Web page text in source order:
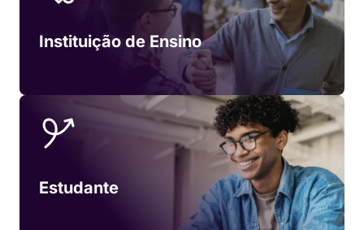
Instituição de Ensino
Estudante